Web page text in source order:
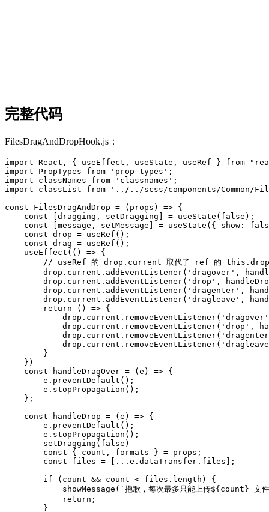
完整代码
FilesDragAndDropHook.js：
import React, { useEffect, useState, useRef } from
import PropTypes from 'prop-types';
import classNames from 'classnames';
import classList from '../../scss/components/Common/
const FilesDragAndDrop = (props) => {
    const [dragging, setDragging] = useState(false);
const [message, setMessage] = useState({ show:
    const drop = useRef();
    const drag = useRef();
    useEffect(() => {
        // useRef 的 drop.current 取代了 ref 的 this.drop
drop.current.addEventListener('dragover',
drop.current.addEventListener('drop',
drop.current.addEventListener('dragenter',
drop.current.addEventListener('dragleave',
        return () => {
drop.current.removeEventListener('drop',
        }
    })
    const handleDragOver = (e) => {
        e.preventDefault();
        e.stopPropagation();
    };
    const handleDrop = (e) => {
        e.preventDefault();
        e.stopPropagation();
        setDragging(false)
        const { count, formats } = props;
        const files = [...e.dataTransfer.files];
        if (count && count < files.length) {
showMessage(`抱歉，每次最多只能上传${count} 文
            return;
        }